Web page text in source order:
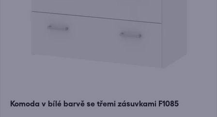
Komoda v bílé barvě se třemi zásuvkami F1085